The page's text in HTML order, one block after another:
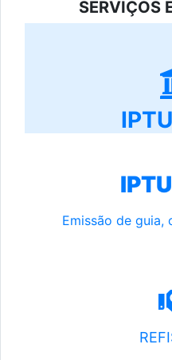
SERVIÇOS
Emissão de guia,